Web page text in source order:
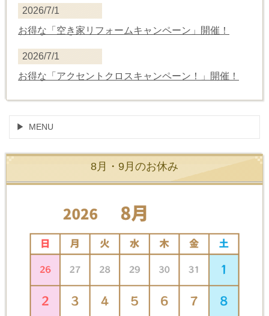
2026/7/1
お得な「空き家リフォームキャンペーン」開催！
2026/7/1
お得な 「 アクセントクロスキャンペーン！ 」開催！
MENU
8月・9月のお休み